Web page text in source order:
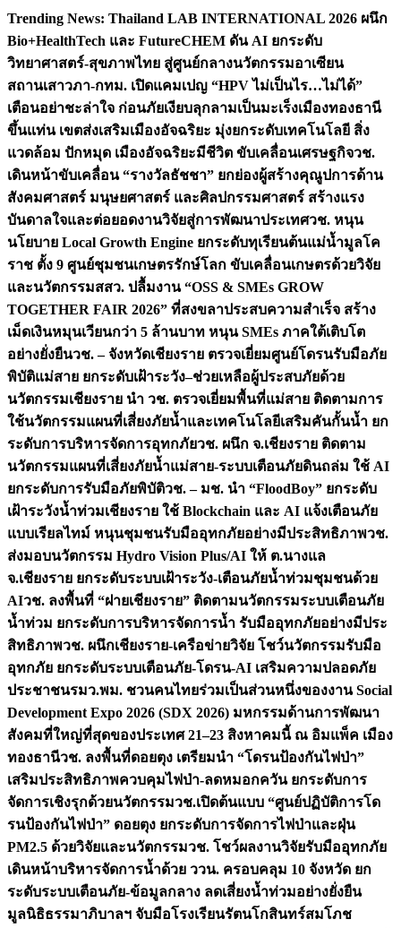
Skip
content
Trending News: Thailand LAB INTERNATIONAL 2026 ผนึก
Bio+HealthTech และ FutureCHEM ดัน AI ยกระดับ
วิทยาศาสตร์-สุขภาพไทย สู่ศูนย์กลางนวัตกรรมอาเซียน
สถานเสาวภา-กทม. เปิดแคมเปญ “HPV ไม่เป็นไร…ไม่ได้”
เตือนอย่าชะล่าใจ ก่อนภัยเงียบลุกลามเป็นมะเร็งเมืองทองธานี
ขึ้นแท่น เขตส่งเสริมเมืองอัจฉริยะ มุ่งยกระดับเทคโนโลยี สิ่ง
แวดล้อม ปักหมุด เมืองอัจฉริยะมีชีวิต ขับเคลื่อนเศรษฐกิจวช.
เดินหน้าขับเคลื่อน “รางวัลธัชชา” ยกย่องผู้สร้างคุณูปการด้าน
สังคมศาสตร์ มนุษยศาสตร์ และศิลปกรรมศาสตร์ สร้างแรง
บันดาลใจและต่อยอดงานวิจัยสู่การพัฒนาประเทศวช. หนุน
นโยบาย Local Growth Engine ยกระดับทุเรียนต้นแม่น้ำมูลโค
ราช ตั้ง 9 ศูนย์ชุมชนเกษตรรักษ์โลก ขับเคลื่อนเกษตรด้วยวิจัย
และนวัตกรรมสสว. ปลื้มงาน “OSS & SMEs GROW
TOGETHER FAIR 2026” ที่สงขลาประสบความสำเร็จ สร้าง
เม็ดเงินหมุนเวียนกว่า 5 ล้านบาท หนุน SMEs ภาคใต้เติบโต
อย่างยั่งยืนวช. – จังหวัดเชียงราย ตรวจเยี่ยมศูนย์โดรนรับมือภัย
พิบัติแม่สาย ยกระดับเฝ้าระวัง–ช่วยเหลือผู้ประสบภัยด้วย
นวัตกรรมเชียงราย นำ วช. ตรวจเยี่ยมพื้นที่แม่สาย ติดตามการ
ใช้นวัตกรรมแผนที่เสี่ยงภัยน้ำและเทคโนโลยีเสริมคันกั้นน้ำ ยก
ระดับการบริหารจัดการอุทกภัยวช. ผนึก จ.เชียงราย ติดตาม
นวัตกรรมแผนที่เสี่ยงภัยน้ำแม่สาย-ระบบเตือนภัยดินถล่ม ใช้ AI
ยกระดับการรับมือภัยพิบัติวช. – มช. นำ “FloodBoy” ยกระดับ
เฝ้าระวังน้ำท่วมเชียงราย ใช้ Blockchain และ AI แจ้งเตือนภัย
แบบเรียลไทม์ หนุนชุมชนรับมืออุทกภัยอย่างมีประสิทธิภาพวช.
ส่งมอบนวัตกรรม Hydro Vision Plus/AI ให้ ต.นางแล
จ.เชียงราย ยกระดับระบบเฝ้าระวัง-เตือนภัยน้ำท่วมชุมชนด้วย
AIวช. ลงพื้นที่ “ฝายเชียงราย” ติดตามนวัตกรรมระบบเตือนภัย
น้ำท่วม ยกระดับการบริหารจัดการน้ำ รับมืออุทกภัยอย่างมีประ
สิทธิภาพวช. ผนึกเชียงราย-เครือข่ายวิจัย โชว์นวัตกรรมรับมือ
อุทกภัย ยกระดับระบบเตือนภัย-โดรน-AI เสริมความปลอดภัย
ประชาชนรมว.พม. ชวนคนไทยร่วมเป็นส่วนหนึ่งของงาน Social
Development Expo 2026 (SDX 2026) มหกรรมด้านการพัฒนา
สังคมที่ใหญ่ที่สุดของประเทศ 21–23 สิงหาคมนี้ ณ อิมแพ็ค เมือง
ทองธานีวช. ลงพื้นที่ดอยตุง เตรียมนำ “โดรนป้องกันไฟป่า”
เสริมประสิทธิภาพควบคุมไฟป่า-ลดหมอกควัน ยกระดับการ
จัดการเชิงรุกด้วยนวัตกรรมวช.เปิดต้นแบบ “ศูนย์ปฏิบัติการโด
รนป้องกันไฟป่า” ดอยตุง ยกระดับการจัดการไฟป่าและฝุ่น
PM2.5 ด้วยวิจัยและนวัตกรรมวช. โชว์ผลงานวิจัยรับมืออุทกภัย
เดินหน้าบริหารจัดการน้ำด้วย ววน. ครอบคลุม 10 จังหวัด ยก
ระดับระบบเตือนภัย-ข้อมูลกลาง ลดเสี่ยงน้ำท่วมอย่างยั่งยืน
มูลนิธิธรรมาภิบาลฯ จับมือโรงเรียนรัตนโกสินทร์สมโภช